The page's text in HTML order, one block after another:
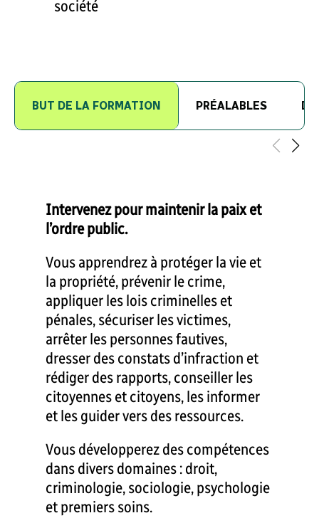
société
BUT DE LA FORMATION PRÉALABLES
Intervenez pour maintenir la paix et
l’ordre public.
Vous apprendrez à protéger la vie et
la propriété, prévenir le crime,
appliquer les lois criminelles et
pénales, sécuriser les victimes,
arrêter les personnes fautives,
dresser des constats d’infraction et
rédiger des rapports, conseiller les
citoyennes et citoyens, les informer
et les guider vers des ressources.
Vous développerez des compétences
dans divers domaines : droit,
criminologie, sociologie, psychologie
et premiers soins.